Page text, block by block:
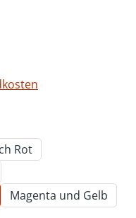
Rot
Magenta und Gelb